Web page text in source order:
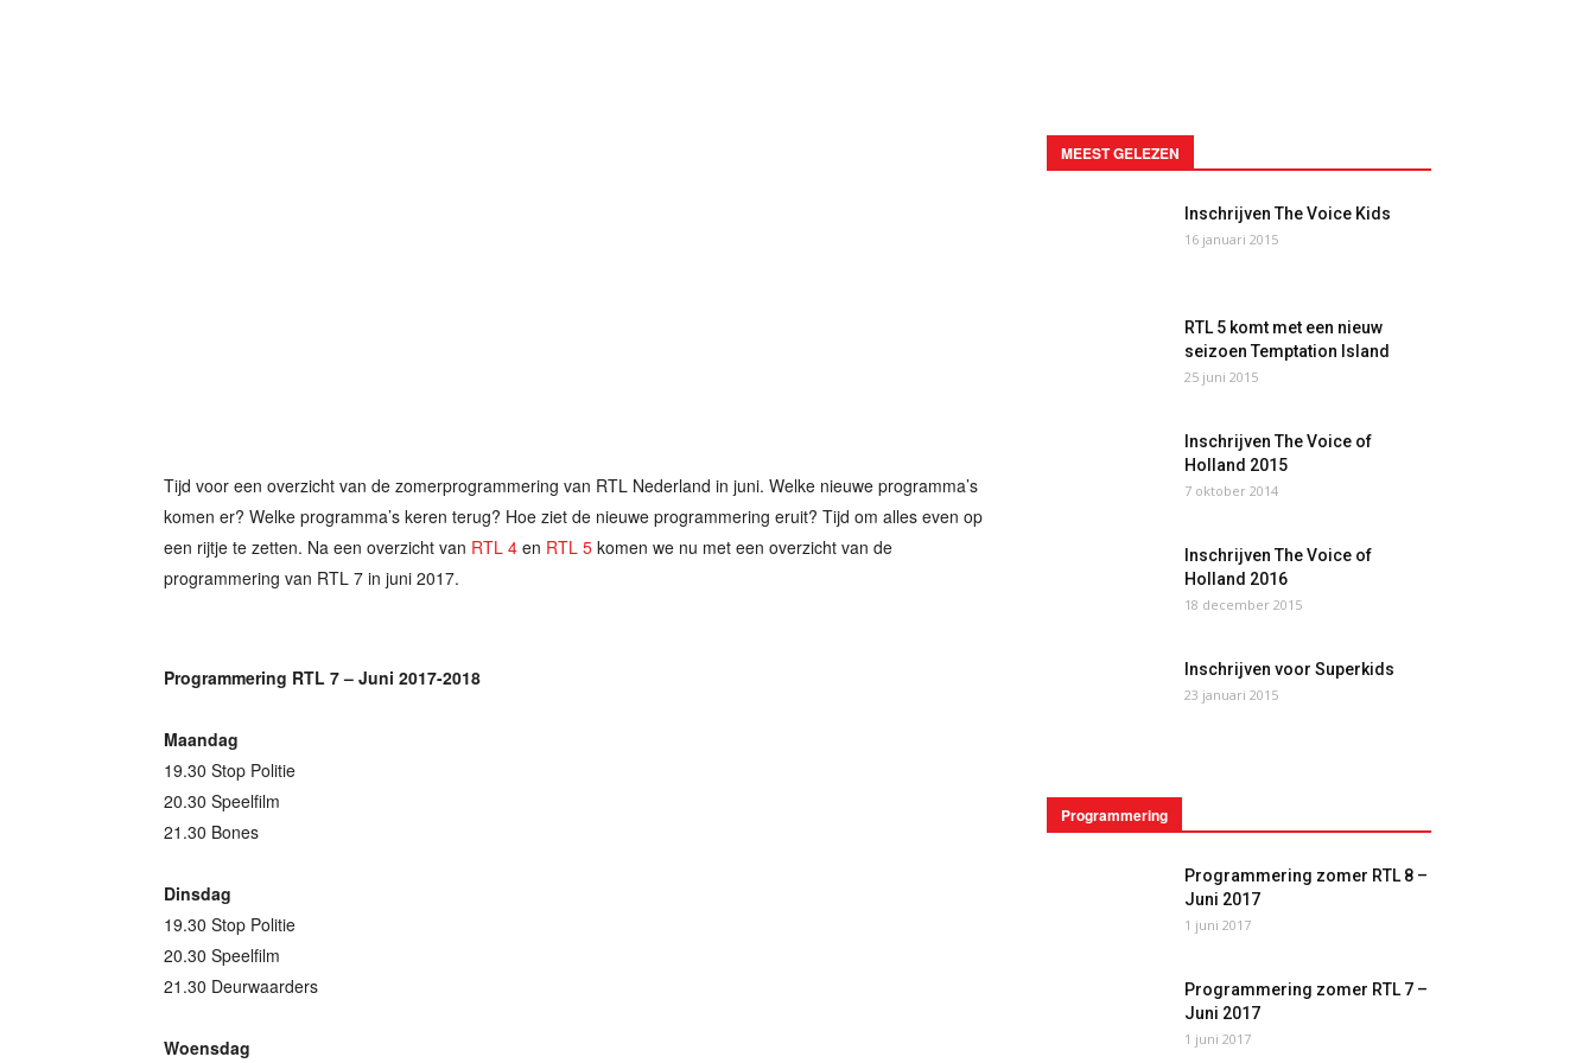
Tijd voor een overzicht van de zomerprogrammering van RTL Nederland in juni. Welke nieuwe programma’s
komen er? Welke programma’s keren terug? Hoe ziet de nieuwe programmering eruit? Tijd om alles even op
een rijtje te zetten. Na een overzicht van RTL 4 en RTL 5 komen we nu met een overzicht van de
programmering van RTL 7 in juni 2017.
Programmering RTL 7 – Juni 2017-2018
Maandag
19.30 Stop Politie
20.30 Speelfilm
21.30 Bones
Dinsdag
19.30 Stop Politie
20.30 Speelfilm
21.30 Deurwaarders
Woensdag
MEEST GELEZEN
Inschrijven The Voice Kids
16 januari 2015
RTL 5 komt met een nieuw
seizoen Temptation Island
25 juni 2015
Inschrijven The Voice of
Holland 2015
7 oktober 2014
Inschrijven The Voice of
Holland 2016
18 december 2015
Inschrijven voor Superkids
23 januari 2015
Programmering
Programmering zomer RTL 8 –
Juni 2017
1 juni 2017
Programmering zomer RTL 7 –
Juni 2017
1 juni 2017